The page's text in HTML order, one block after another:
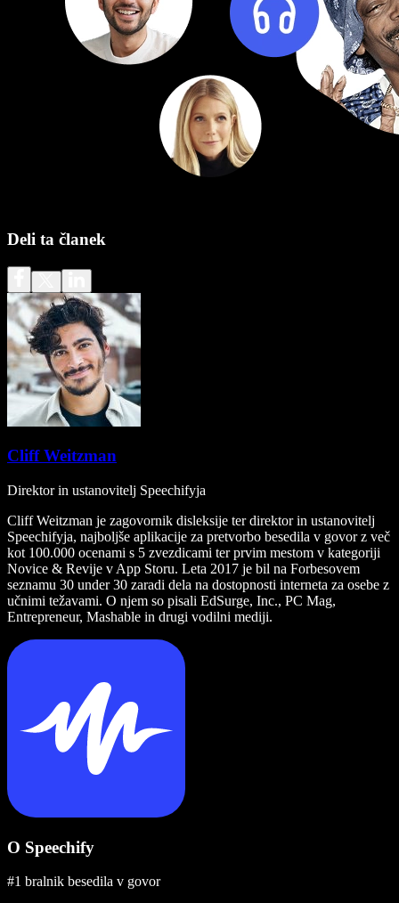
Deli ta članek
Cliff Weitzman
Direktor in ustanovitelj Speechifyja
Cliff Weitzman je zagovornik disleksije ter direktor in ustanovitelj
Speechifyja, najboljše aplikacije za pretvorbo besedila v govor z več
kot 100.000 ocenami s 5 zvezdicami ter prvim mestom v kategoriji
Novice & Revije v App Storu. Leta 2017 je bil na Forbesovem
seznamu 30 under 30 zaradi dela na dostopnosti interneta za osebe z
učnimi težavami. O njem so pisali EdSurge, Inc., PC Mag,
Entrepreneur, Mashable in drugi vodilni mediji.
O Speechify
#1 bralnik besedila v govor